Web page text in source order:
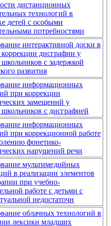
дистанционных
технологий в
детей с особыми
потребностями
интерактивной доски в
коррекции дисграфии у
с задержкой
развития
информационных
при коррекции
замещений у
с дисграфией
информационных
при коррекционной работе
фонетико-
нарушений речи
мультимедийных
в реализации элементов
при учебно-
работе с детьми с
недостаточн
облачных технологий в
лексики младших